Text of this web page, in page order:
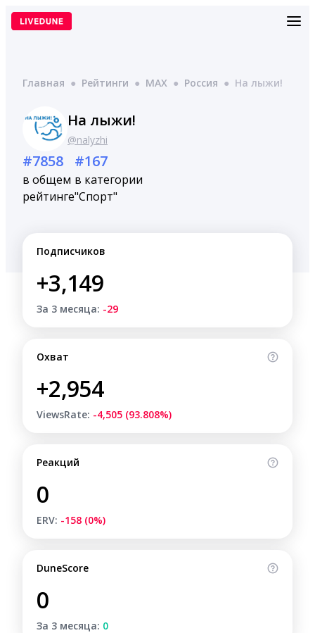
Перейти
Главная ● Рейтинги ● MAX ● Россия ● На лыжи!
На лыжи!
@nalyzhi
#7858
в общем
рейтинге
#167
в категории
"Спорт"
Подписчиков
+3,149
За 3 месяца: -29
Охват
+2,954
ViewsRate: -4,505 (93.808%)
Реакций
0
ERV: -158 (0%)
DuneScore
0
За 3 месяца: 0